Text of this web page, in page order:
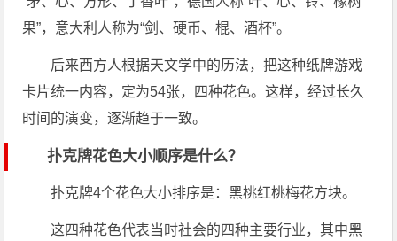
果”，意大利人称为“剑、硬币、棍、酒杯”。
后来西方人根据天文学中的历法，把这种纸牌游戏
卡片统一内容，定为54张，四种花色。这样，经过长久
时间的演变，逐渐趋于一致。
扑克牌花色大小顺序是什么？
扑克牌4个花色大小排序是：黑桃红桃梅花方块。
这四种花色代表当时社会的四种主要行业，其中黑